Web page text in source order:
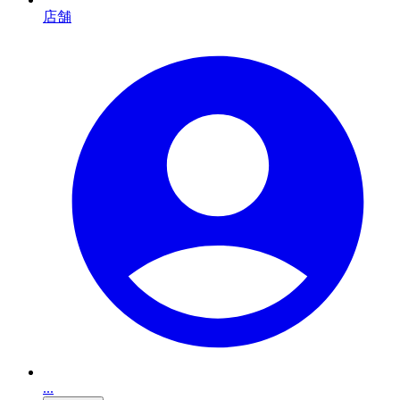
店舗
...